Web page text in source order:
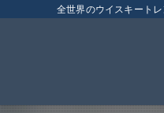
全世界のウイスキート